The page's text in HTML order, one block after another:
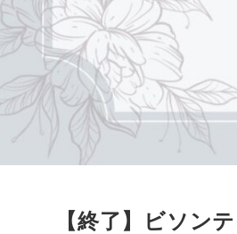
【終了】ビソン